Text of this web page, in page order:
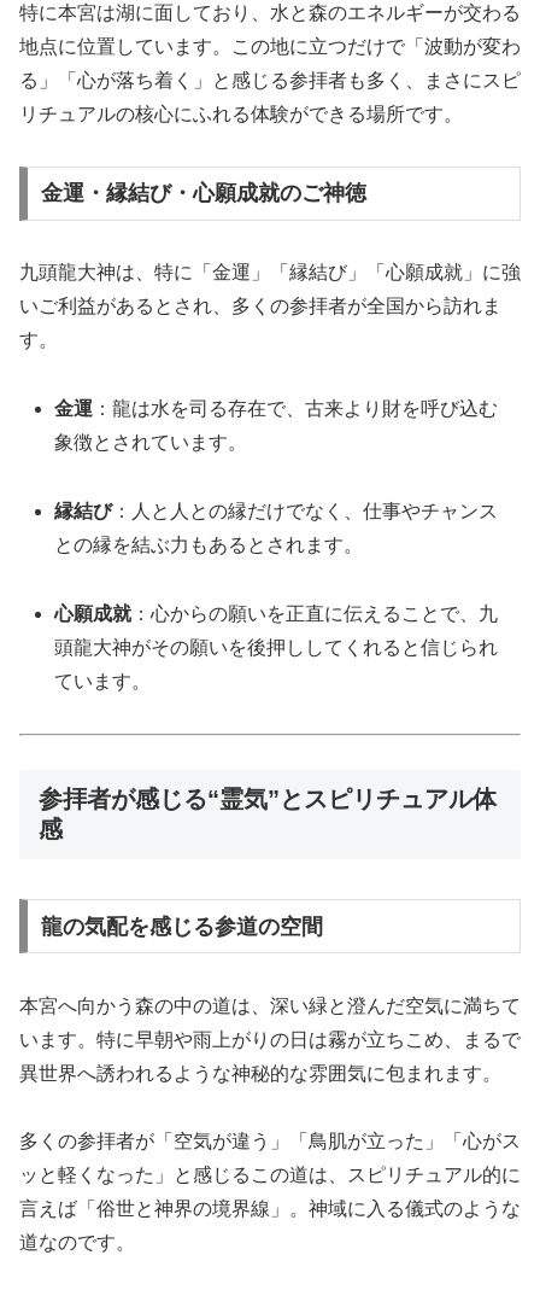
特に本宮は湖に面しており、水と森のエネルギーが交わる
地点に位置しています。この地に立つだけで「波動が変わ
る」「心が落ち着く」と感じる参拝者も多く、まさにスピ
リチュアルの核心にふれる体験ができる場所です。
金運・縁結び・心願成就のご神徳
九頭龍大神は、特に「金運」「縁結び」「心願成就」に強
いご利益があるとされ、多くの参拝者が全国から訪れま
す。
金運 ：龍は水を司る存在で、古来より財を呼び込む
象徴とされています。
縁結び：人と人との縁だけでなく、仕事やチャンス
との縁を結ぶ力もあるとされます。
心願成就：心からの願いを正直に伝えることで、九
頭龍大神がその願いを後押ししてくれると信じられ
ています。
参拝者が感じる“霊気”とスピリチュアル体
感
龍の気配を感じる参道の空間
本宮へ向かう森の中の道は、深い緑と澄んだ空気に満ちて
います。特に早朝や雨上がりの日は霧が立ちこめ、まるで
異世界へ誘われるような神秘的な雰囲気に包まれます。
多くの参拝者が「空気が違う」「鳥肌が立った」「心がス
ッと軽くなった」と感じるこの道は、スピリチュアル的に
言えば「俗世と神界の境界線」。神域に入る儀式のような
道なのです。